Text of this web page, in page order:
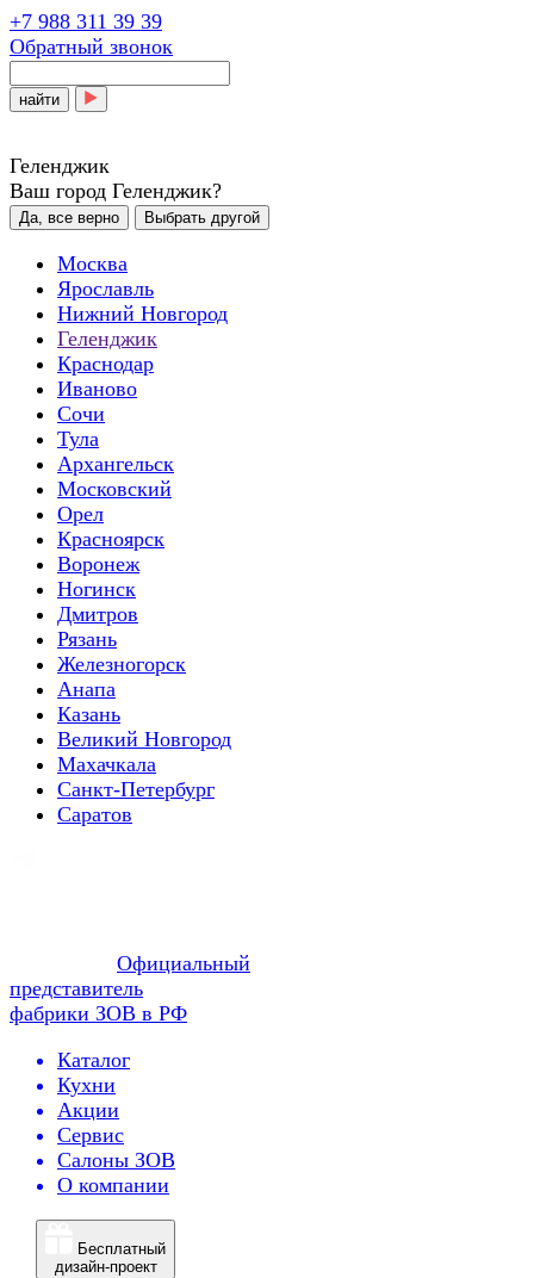
+7 988 311 39 39
Обратный звонок
найти
Геленджик
Ваш город Геленджик?
Да, все верно Выбрать другой
Москва
Ярославль
Нижний Новгород
Геленджик
Краснодар
Иваново
Сочи
Тула
Архангельск
Московский
Орел
Красноярск
Воронеж
Ногинск
Дмитров
Рязань
Железногорск
Анапа
Казань
Великий Новгород
Махачкала
Санкт-Петербург
Саратов
Официальный
представитель
фабрики ЗОВ в РФ
Каталог
Кухни
Акции
Сервис
Салоны ЗОВ
О компании
Бесплатный
дизайн-проект